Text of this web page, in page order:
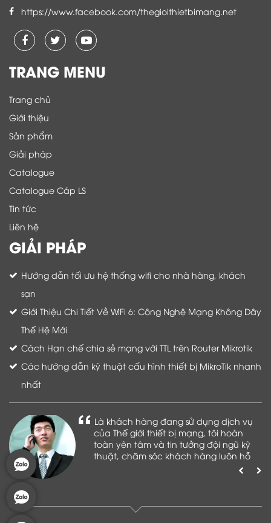
https://www.facebook.com/thegioithietbimang.net
TRANG MENU
Trang chủ
Giới thiệu
Sản phẩm
Giải pháp
Catalogue
Catalogue Cáp LS
Tin tức
Liên hệ
GIẢI PHÁP
Hướng dẫn tối ưu hệ thống wifi cho nhà hàng, khách
sạn
Giới Thiệu Chi Tiết Về WiFi 6: Công Nghệ Mạng Không Dây
Thế Hệ Mới
Cách Hạn chế chia sẻ mạng với TTL trên Router Mikrotik
Các hướng dẫn kỹ thuật cấu hình thiết bị MikroTik nhanh
nhất
Là khách hàng đang sử dụng dịch vụ
của Thế giới thiết bị mạng, tôi hoàn
toàn yên tâm và tin tưởng đội ngũ kỹ
thuật, chăm sóc khách hàng luôn hỗ